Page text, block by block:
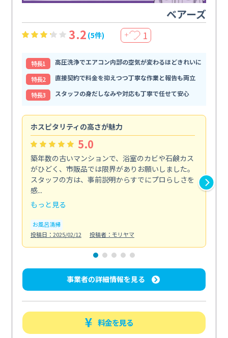
ベアーズ
3.2 (5件) ＋ 1
特⻑1
高圧洗浄でエアコン内部の空気が変わるほどきれいに
特⻑2
直接契約で料金を抑えつつ丁寧な作業と報告も両立
特⻑3
スタッフの身だしなみや対応も丁寧で任せて安心
ホスピタリティの高さが魅力
5.0
築年数の古いマンションで、浴室のカビや石鹸カス
がひどく、市販品では限界がありお願いしました。
スタッフの方は、事前説明からすでにプロらしさを
感...
もっと見る
お風呂清掃
投稿日：2025/02/12
投稿者：モリヤマ
事業者の詳細情報を見る
料金を見る